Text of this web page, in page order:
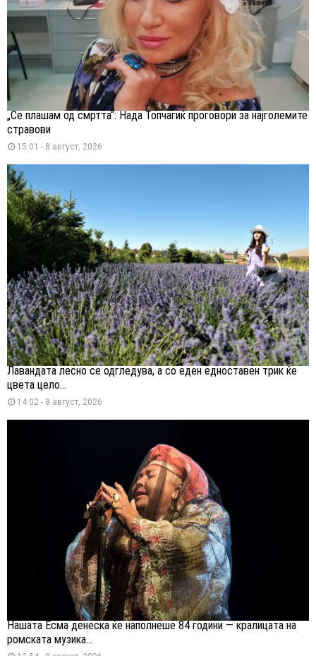
„Се плашам од смртта“: Нада Топчагиќ проговори за најголемите
стравови
15:01 - 8 август, 2026
Лавандата лесно се одгледува, а со еден едноставен трик ќе
цвета цело...
14:02 - 8 август, 2026
Нашата Есма денеска ќе наполнеше 84 години — кралицата на
ромската музика...